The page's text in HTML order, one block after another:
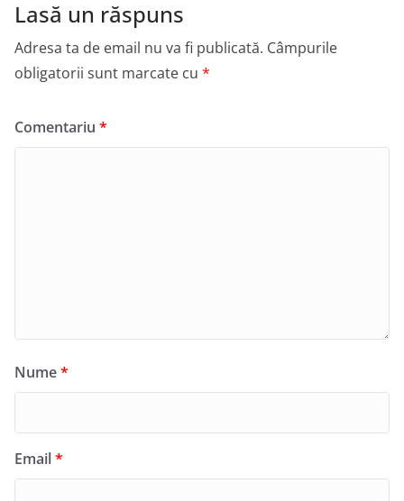
Lasă un răspuns
Adresa ta de email nu va fi publicată. Câmpurile
obligatorii sunt marcate cu *
Comentariu *
Nume*
Email*